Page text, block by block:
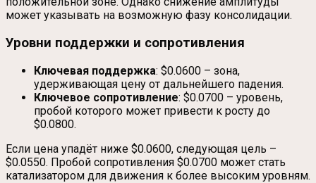
может указывать на возможную фазу консолидации.
Уровни поддержки и сопротивления
Ключевая поддержка: $0.0600 – зона,
удерживающая цену от дальнейшего падения.
Ключевое сопротивление: $0.0700 – уровень,
пробой которого может привести к росту до
$0.0800.
Если цена упадёт ниже $0.0600, следующая цель –
$0.0550. Пробой сопротивления $0.0700 может стать
катализатором для движения к более высоким уровням.